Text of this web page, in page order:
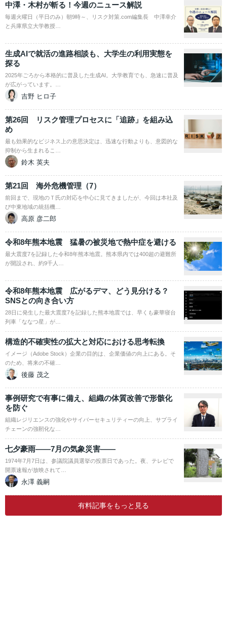
中澤・木村が斬る！今週のニュース解説
毎週火曜日（平日のみ）朝9時～、リスク対策.com編集長 中澤幸介
と兵庫県立大学教授…
生成AIで就活の進路相談も、大学生の利用実態を
探る
2025年ごろから本格的に普及した生成AI。大学教育でも、急速に普及
が広がっています。…
吉野 ヒロ子
第26回 リスク管理プロセスに「追跡」を組み込
め
最も効果的なビジネス上の意思決定は、迅速な行動よりも、意図的な
抑制から生まれるこ…
鈴木 英夫
第21回 海外危機管理（7）
前回まで、現地のＴ氏の対応を中心に見てきましたが、今回は本社及
び中東地域の統括機…
高原 彦二郎
令和8年熊本地震 猛暑の被災地で熱中症を避ける
最大震度7を記録した令和8年熊本地震。熊本県内では400超の避難所
が開設され、約9千人…
令和8年熊本地震 広がるデマ、どう見分ける？
SNSとの向き合い方
28日に発生した最大震度7を記録した熊本地震では、早くも豪華寝台
列車「ななつ星」が…
構造的不確実性の拡大と対応における思考転換
イメージ（Adobe Stock）企業の目的は、企業価値の向上にある。そ
のため、将来の不確…
後藤 茂之
事例研究で有事に備え、組織の体質改善で形骸化
を防ぐ
組織レジリエンスの強化やサイバーセキュリティーの向上、サプライ
チェーンの強靭化な…
七夕豪雨――7月の気象災害――
1974年7月7日は、参議院議員選挙の投票日であった。夜、テレビで
開票速報が放映されて…
永澤 義嗣
有料記事をもっと見る